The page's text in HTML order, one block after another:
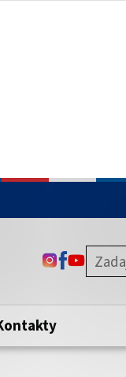
stránku.
domény
ODKAZ SA
ODKAZ SA
ODKAZ